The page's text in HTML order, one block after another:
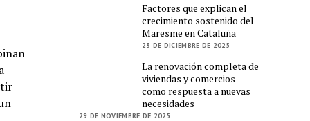
Factores que explican el
crecimiento sostenido del
Maresme en Cataluña
23 DE DICIEMBRE DE 2025
La renovación completa de
viviendas y comercios
como respuesta a nuevas
necesidades
29 DE NOVIEMBRE DE 2025